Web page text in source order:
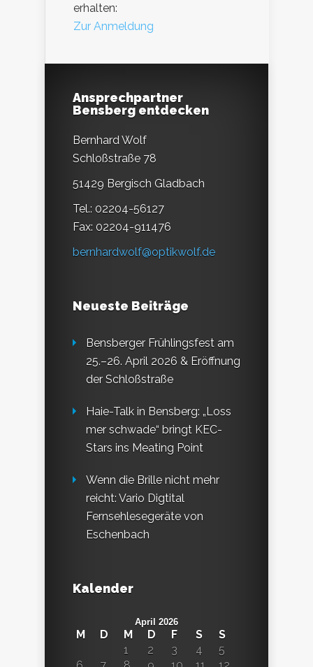
erhalten:
Zur Anmeldung
Ansprechpartner
Bensberg entdecken
Bernhard Wolf
Schloßstraße 78
51429 Bergisch Gladbach
Tel.: 02204-56127
Fax: 02204-911476
bernhardwolf@optikwolf.de
Neueste Beiträge
Bensberger Frühlingsfest am
25.–26. April 2026 & Eröffnung
der Schloßstraße
Haie-Talk in Bensberg: „Loss
mer schwade“ bringt KEC-
Stars ins Meating Point
Wenn die Brille nicht mehr
reicht: Vario Digtital
Fernsehlesegeräte von
Eschenbach
Kalender
April 2026
M D M D F S
S
1
2 3 4
5